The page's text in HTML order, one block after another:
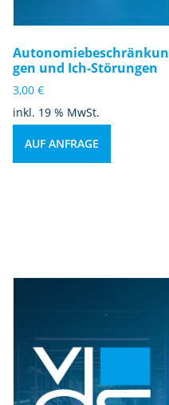
Autonomiebeschränkun
gen und Ich-Störungen
3,00 €
inkl. 19 % MwSt.
AUF ANFRAGE